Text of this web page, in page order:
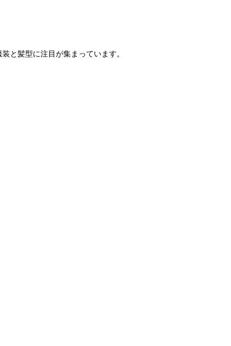
と髪型に注目が集まっています。